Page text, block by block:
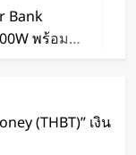
Bank
พร้อม
ำงานจริง
(THBT)” เงิน